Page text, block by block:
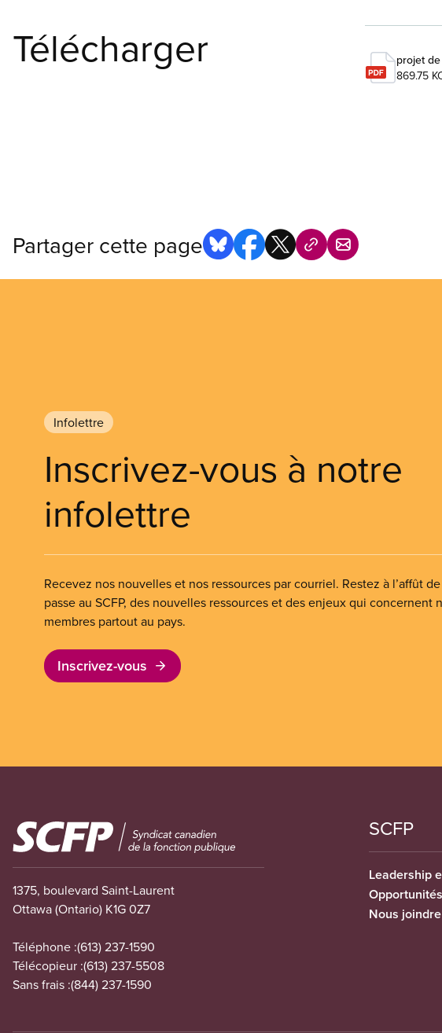
Télécharger
projet
869.75
Partager cette page
Infolettre
Inscrivez-vous à notre
infolettre
Recevez nos nouvelles et nos ressources par courriel. Restez à l’affût
passe au SCFP, des nouvelles ressources et des enjeux qui concernent
membres partout au pays.
Inscrivez-vous
Image
1375, boulevard Saint-Laurent
Ottawa (Ontario) K1G 0Z7
Téléphone :(613) 237-1590
Télécopieur :(613) 237-5508
Sans frais :(844) 237-1590
SCFP
Leadership
Nous joindre